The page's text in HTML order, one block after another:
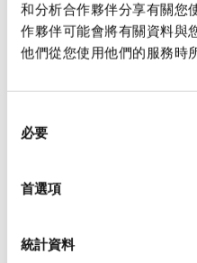
和分析合作夥伴分享有關您
作夥伴可能會將有關資料與
他們從您使用他們的服務時
必要
首選項
統計資料
規格
審美規範
安裝和安裝規範